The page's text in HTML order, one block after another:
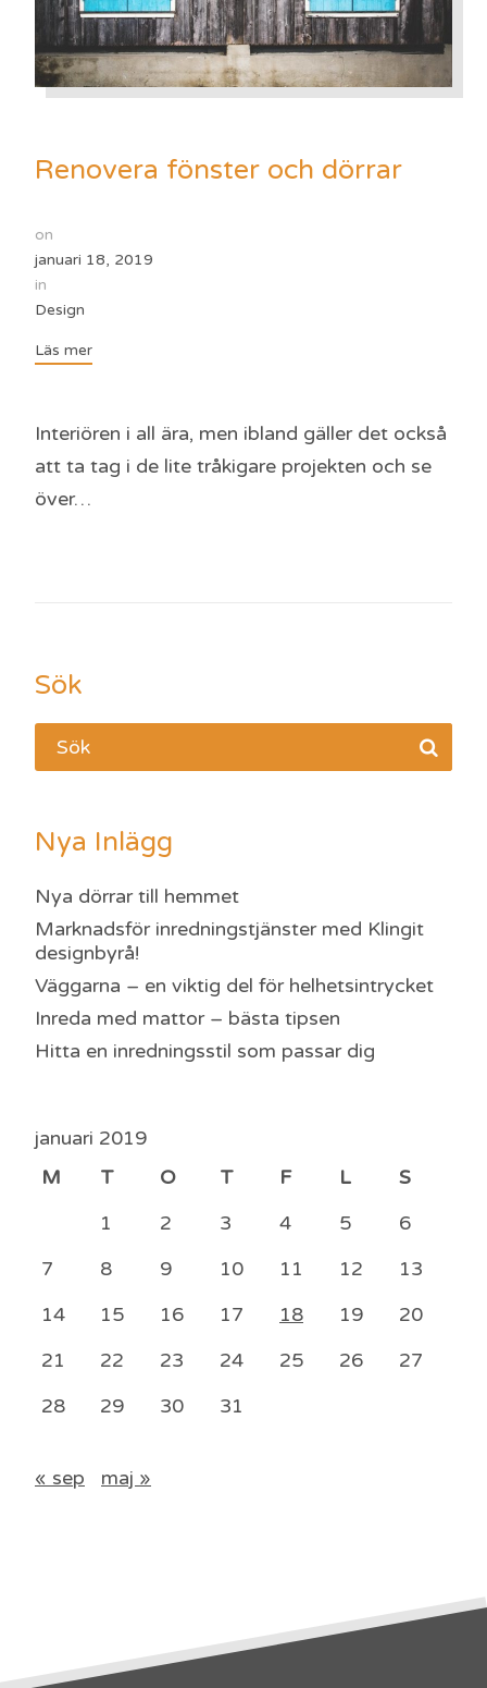
Renovera fönster och dörrar
on
januari 18, 2019
in
Design
Läs mer
Interiören i all ära, men ibland gäller det också
att ta tag i de lite tråkigare projekten och se
över…
Sök
Nya Inlägg
Nya dörrar till hemmet
Marknadsför inredningstjänster med Klingit
designbyrå!
Väggarna – en viktig del för helhetsintrycket
Inreda med mattor – bästa tipsen
Hitta en inredningsstil som passar dig
januari 2019
M
T O T F L
S
1
2 3 4 5
6
7
8 9 10 11 12
13
14
15 16 17 18 19
20
21
22 23 24 25 26
27
28
29 30 31
« sep maj »